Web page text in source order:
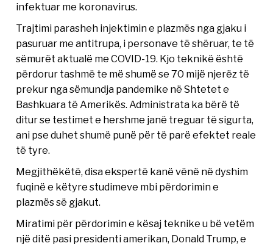
infektuar me koronavirus.
Trajtimi parasheh injektimin e plazmës nga gjaku i
pasuruar me antitrupa, i personave të shëruar, te të
sëmurët aktualë me COVID-19. Kjo teknikë është
përdorur tashmë te më shumë se 70 mijë njerëz të
prekur nga sëmundja pandemike në Shtetet e
Bashkuara të Amerikës. Administrata ka bërë të
ditur se testimet e hershme janë treguar të sigurta,
ani pse duhet shumë punë për të parë efektet reale
të tyre.
Megjithëkëtë, disa ekspertë kanë vënë në dyshim
fuqinë e këtyre studimeve mbi përdorimin e
plazmës së gjakut.
Miratimi për përdorimin e kësaj teknike u bë vetëm
një ditë pasi presidenti amerikan, Donald Trump, e